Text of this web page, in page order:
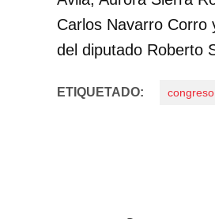
Carlos Navarro Corro
del diputado Roberto
ETIQUETADO: congreso